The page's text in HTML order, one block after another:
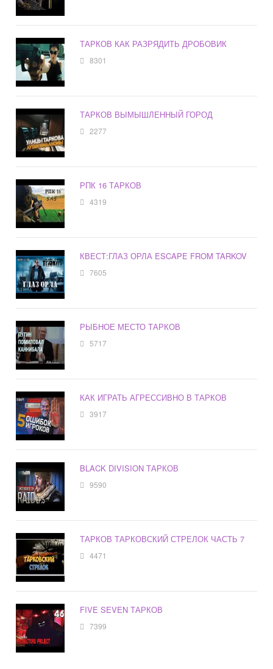
ТАРКОВ КАК РАЗРЯДИТЬ ДРОБОВИК
8301
ТАРКОВ ВЫМЫШЛЕННЫЙ ГОРОД
2277
РПК 16 ТАРКОВ
4319
КВЕСТ:ГЛАЗ ОРЛА ESCAPE FROM TARKOV
7605
РЫБНОЕ МЕСТО ТАРКОВ
5717
КАК ИГРАТЬ АГРЕССИВНО В ТАРКОВ
3917
BLACK DIVISION ТАРКОВ
9590
ТАРКОВ ТАРКОВСКИЙ СТРЕЛОК ЧАСТЬ 7
4471
FIVE SEVEN ТАРКОВ
7399